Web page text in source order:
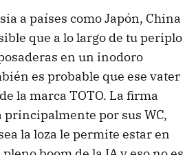
a países como Japón, China
que a lo largo de tu periplo
en un inodoro
es probable que ese vater
la marca TOTO. La firma
principalmente por sus WC,
la loza le permite estar en